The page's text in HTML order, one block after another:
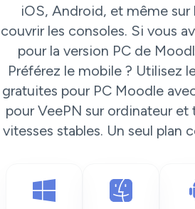
iOS, Android, et même sur
couvrir les consoles. Si vous
pour la version PC de
Préférez le mobile ? Utilisez
gratuites pour PC Moodle
pour VeePN sur ordinateur et
vitesses stables. Un seul plan